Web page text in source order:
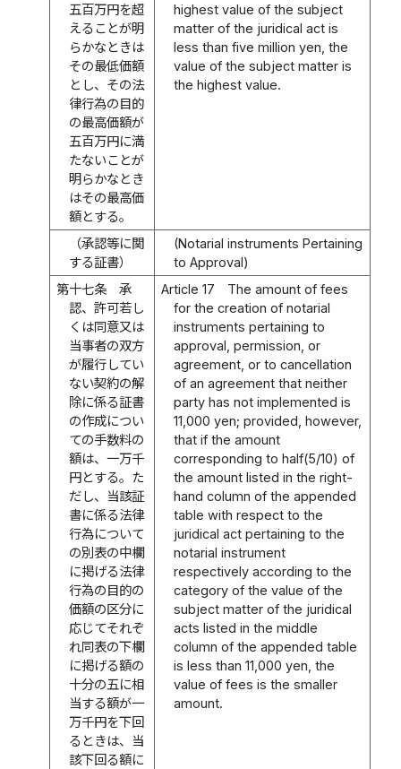
五百万円を超
えることが明
らかなときは
その最低価額
とし、その法
律行為の目的
の最高価額が
五百万円に満
たないことが
明らかなとき
はその最高価
額とする。
highest value of the subject
matter of the juridical act is
less than five million yen, the
value of the subject matter is
the highest value.
（承認等に関
する証書）
(Notarial instruments Pertaining
to Approval)
第十七条
承
認、許可若し
くは同意又は
当事者の双方
が履行してい
ない契約の解
除に係る証書
の作成につい
ての手数料の
額は、一万千
円とする。た
だし、当該証
書に係る法律
行為について
の別表の中欄
に掲げる法律
行為の目的の
価額の区分に
応じてそれぞ
れ同表の下欄
に掲げる額の
十分の五に相
当する額が一
万千円を下回
るときは、当
該下回る額に
Article 17
The amount of fees
for the creation of notarial
instruments pertaining to
approval, permission, or
agreement, or to cancellation
of an agreement that neither
party has not implemented is
11,000 yen; provided, however,
that if the amount
corresponding to half(5/10) of
the amount listed in the right-
hand column of the appended
table with respect to the
juridical act pertaining to the
notarial instrument
respectively according to the
category of the value of the
subject matter of the juridical
acts listed in the middle
column of the appended table
is less than 11,000 yen, the
value of fees is the smaller
amount.